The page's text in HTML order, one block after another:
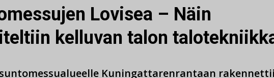
Lovisea – Näin
kelluvan talon
Kuningattarenrantaan